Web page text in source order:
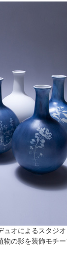
ュオによるスタジ
物の影を装飾モチ